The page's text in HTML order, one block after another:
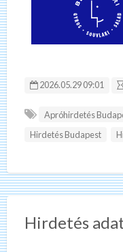
2026.05.29 09:01
Apróhirdetés
Hirdetés Budapest
Hirdetés